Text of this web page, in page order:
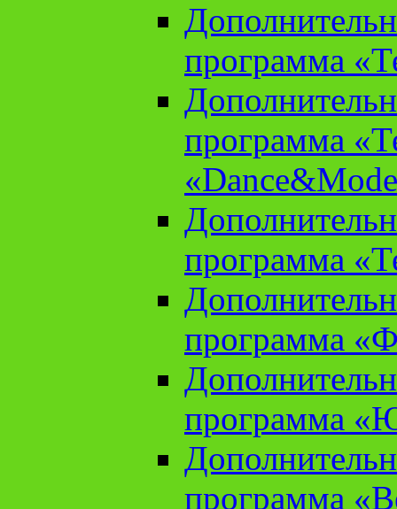
программа
программа
программа
программа
программа
программа